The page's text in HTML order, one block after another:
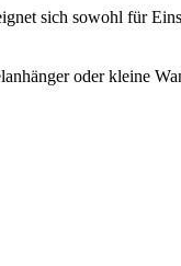
sich sowohl für
oder kleine